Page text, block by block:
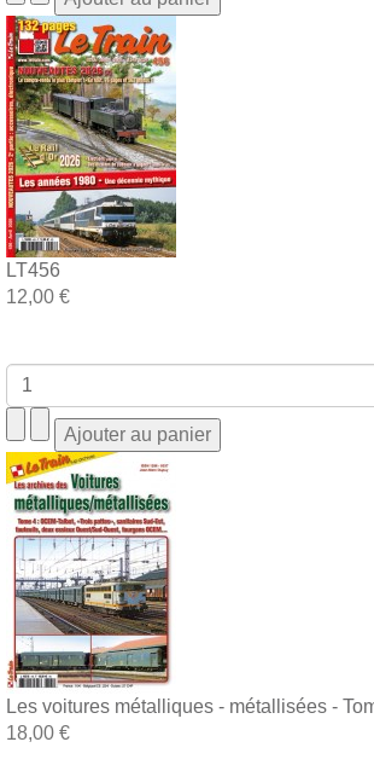
LT456
12,00 €
Les voitures métalliques - métallisées -
18,00 €